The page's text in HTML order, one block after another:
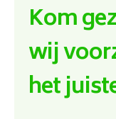
Kom
wij
het